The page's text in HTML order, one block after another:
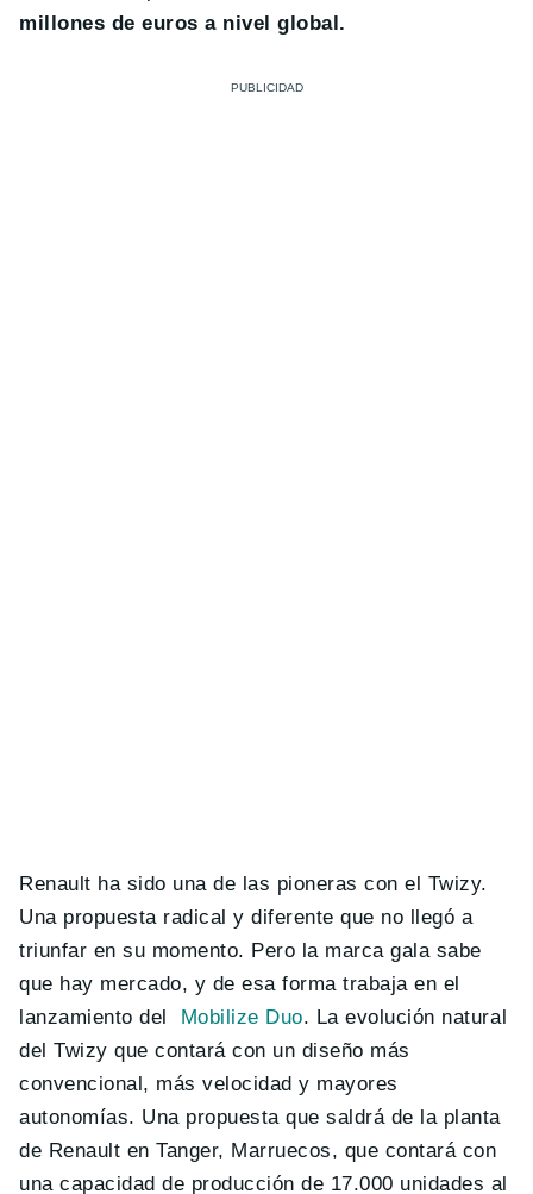
millones de euros a nivel global.
Renault ha sido una de las pioneras con el Twizy.
Una propuesta radical y diferente que no llegó a
triunfar en su momento. Pero la marca gala sabe
que hay mercado, y de esa forma trabaja en el
lanzamiento del Mobilize Duo. La evolución natural
del Twizy que contará con un diseño más
convencional, más velocidad y mayores
autonomías. Una propuesta que saldrá de la planta
de Renault en Tanger, Marruecos, que contará con
una capacidad de producción de 17.000 unidades al